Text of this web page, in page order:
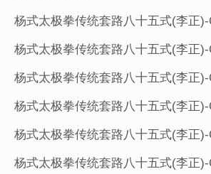
杨式太极拳传统套路八十五式(李正)-
杨式太极拳传统套路八十五式(李正)-
杨式太极拳传统套路八十五式(李正)-
杨式太极拳传统套路八十五式(李正)-
杨式太极拳传统套路八十五式(李正)-
杨式太极拳传统套路八十五式(李正)-